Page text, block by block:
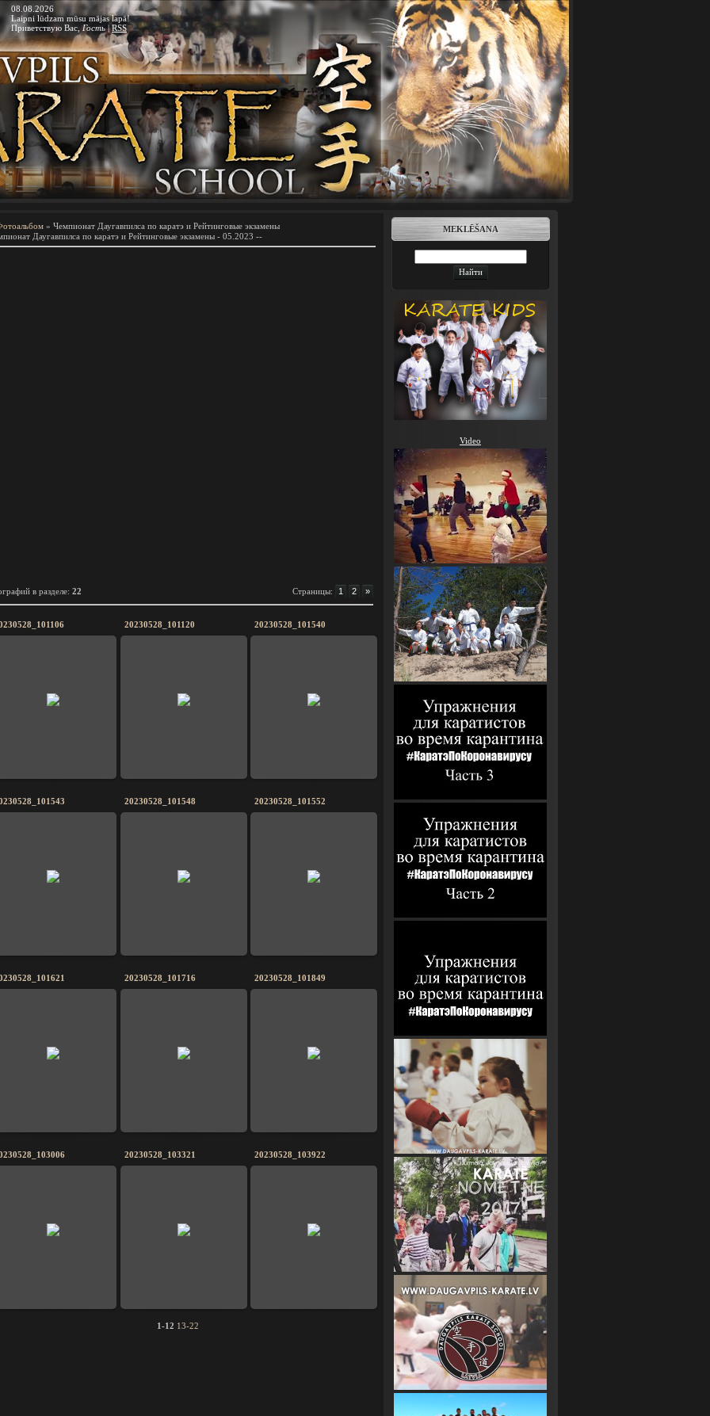
08.08.2026
Laipni lūdzam mūsu mājas lapā!
Приветствую Вас ,Гость|RSS
» Чемпионат Даугавпилса по каратэ и Рейтинговые экзамены
Даугавпилса по каратэ и Рейтинговые экзамены - 05.2023 --
в разделе: 22 Страницы: 1 2 »
20230528_101120 20230528_101540
20230528_101548 20230528_101552
20230528_101716 20230528_101849
20230528_103321 20230528_103922
1-12 13-22
MEKLĒŠANA
Video